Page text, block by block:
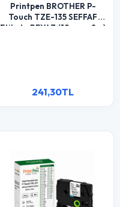
Printpen BROTHER P-
Touch TZE-135 SEFFAF
Etikete BEYAZ (12mm x 8m)
241,30TL